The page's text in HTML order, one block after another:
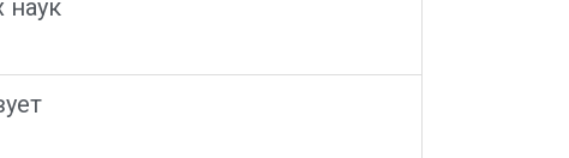
наук